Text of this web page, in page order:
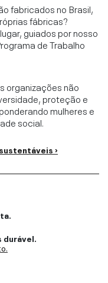
fabricados no Brasil,
fábricas?
guiados por nosso
de Trabalho
organizações não
proteção e
mulheres e
social.
›